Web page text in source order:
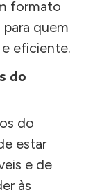
formato
quem
eficiente.
do
do
estar
e de
às